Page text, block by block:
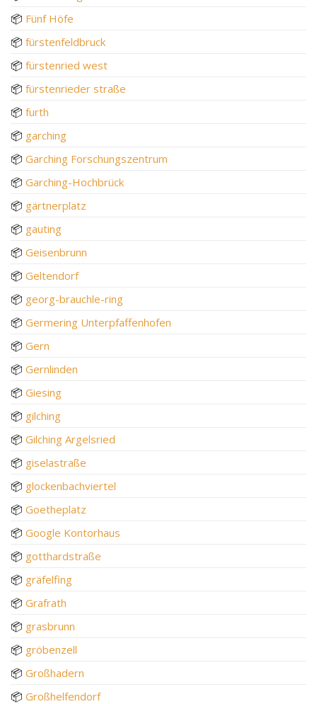
📦 Fünf Höfe
📦 fürstenfeldbruck
📦 fürstenried west
📦 fürstenrieder straße
📦 furth
📦 garching
📦 Garching Forschungszentrum
📦 Garching-Hochbrück
📦 gärtnerplatz
📦 gauting
📦 Geisenbrunn
📦 Geltendorf
📦 georg-brauchle-ring
📦 Germering Unterpfaffenhofen
📦 Gern
📦 Gernlinden
📦 Giesing
📦 gilching
📦 Gilching Argelsried
📦 giselastraße
📦 glockenbachviertel
📦 Goetheplatz
📦 Google Kontorhaus
📦 gotthardstraße
📦 gräfelfing
📦 Grafrath
📦 grasbrunn
📦 gröbenzell
📦 Großhadern
📦 Großhelfendorf